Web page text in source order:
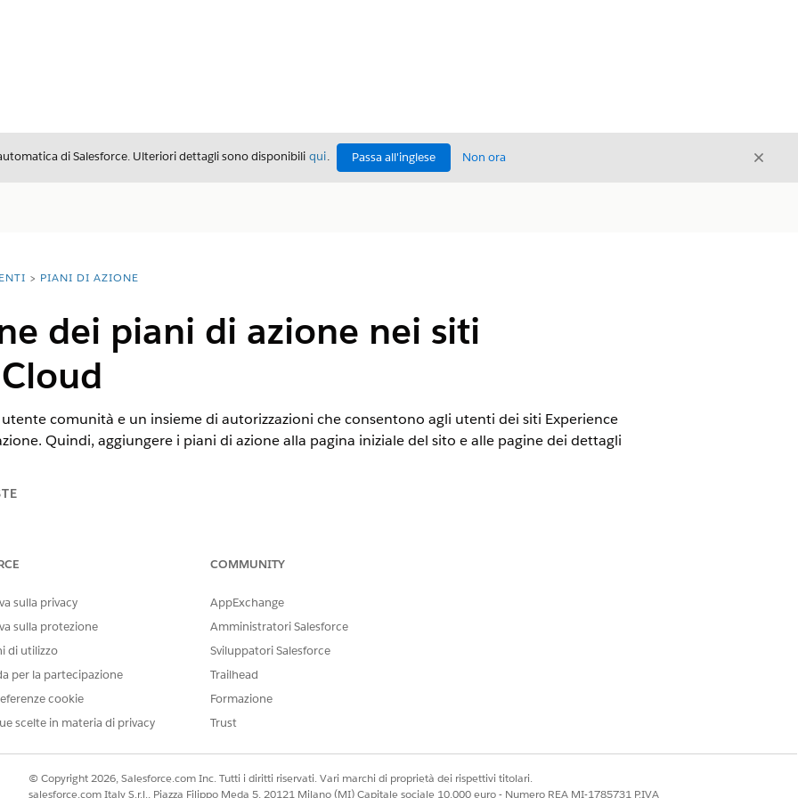
di Salesforce. Ulteriori dettagli sono disponibili qui. Passa all'inglese Non ora Chiudi
PIANI DI AZIONE
dei piani di azione nei siti
comunità e un insieme di autorizzazioni che consentono agli utenti dei siti Experience
Quindi, aggiungere i piani di azione alla pagina iniziale del sito e alle pagine dei dettagli
Consumer Goods Cloud, Education Cloud, Financial Services Cloud, Government Cloud con Lightning
comunità per l'accesso al piano di azione
piani di azione.
con la funzione dei piani di azione abilitata e assegnarlo agli utenti del sito Experience Cloud.
nella pagina iniziale del sito Experience Cloud.
dettagli del record del sito Experience Cloud con i piani di azione
sulla privacy
sulla protezione
di utilizzo
per la partecipazione
cookie
scelte in materia di privacy
COMMUNITY
AppExchange
Amministratori Salesforce
Sviluppatori Salesforce
Trailhead
Formazione
Trust
© Copyright 2026, Salesforce.com Inc. Tutti i diritti riservati. Vari marchi di proprietà dei rispettivi titolari.
salesforce.com Italy S.r.l., Piazza Filippo Meda 5, 20121 Milano (MI) Capitale sociale 10.000 euro - Numero REA MI-1785731 P.IVA